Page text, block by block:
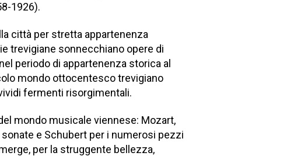
1926).
città per stretta appartenenza
trevigiane sonnecchiano opere di
periodo di appartenenza storica al
mondo ottocentesco trevigiano
fermenti risorgimentali.
mondo musicale viennese: Mozart,
e Schubert per i numerosi pezzi
per la struggente bellezza,